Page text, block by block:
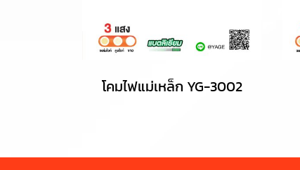
โคมไฟแม่เหล็ก YG-3002